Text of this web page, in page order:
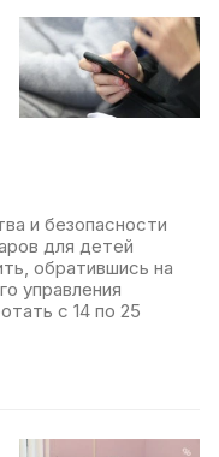
и безопасности
для детей
обратившись на
управления
с 14 по 25